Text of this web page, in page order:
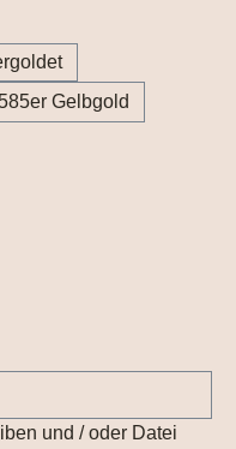
Gelbgold
und / oder Datei